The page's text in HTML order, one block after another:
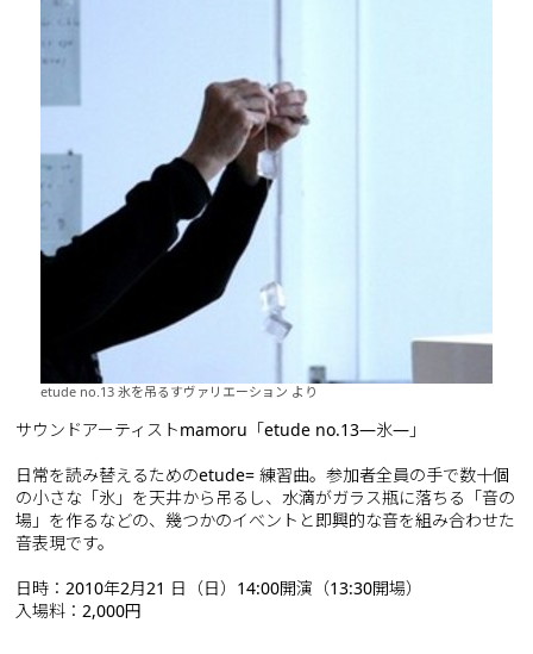
etude no.13 氷を吊るすヴァリエーション より
サウンドアーティストmamoru「etude no.13―氷―」
日常を読み替えるためのetude= 練習曲。参加者全員の手で数十個
の小さな「氷」を天井から吊るし、水滴がガラス瓶に落ちる「音の
場」を作るなどの、幾つかのイべントと即興的な音を組み合わせた
音表現です。
日時：2010年2月21 日（日）14:00開演（13:30開場）
入場料：2,000円